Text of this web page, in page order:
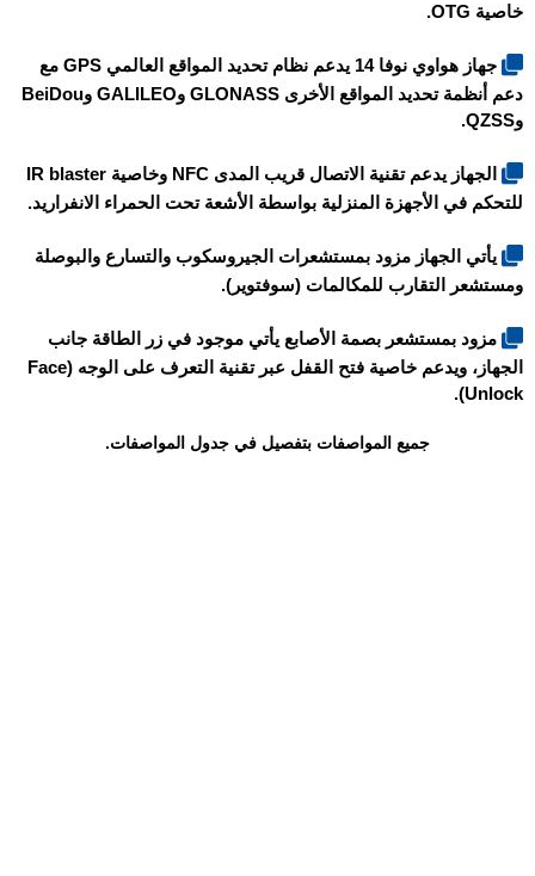
خاصية OTG.
جهاز هواوي نوفا 14 يدعم نظام تحديد المواقع العالمي GPS مع
دعم أنظمة تحديد المواقع الأخرى GLONASS وGALILEO وBeiDou
وQZSS.
الجهاز يدعم تقنية الاتصال قريب المدى NFC وخاصية IR blaster
للتحكم في الأجهزة المنزلية بواسطة الأشعة تحت الحمراء الانفراريد.
يأتي الجهاز مزود بمستشعرات الجيروسكوب والتسارع والبوصلة
ومستشعر التقارب للمكالمات (سوفتوير).
مزود بمستشعر بصمة الأصابع يأتي موجود في زر الطاقة جانب
الجهاز، ويدعم خاصية فتح القفل عبر تقنية التعرف على الوجه (Face
Unlock).
جميع المواصفات بتفصيل في جدول المواصفات.